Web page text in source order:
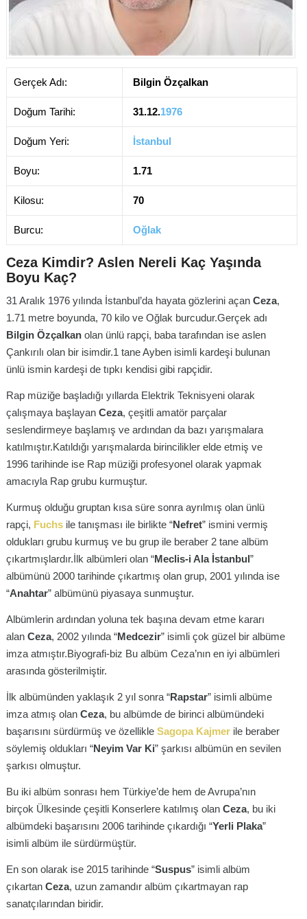
Gerçek Adı: Bilgin Özçalkan
Doğum Tarihi: 31.12.1976
Doğum Yeri: İstanbul
Boyu: 1.71
Kilosu: 70
Burcu: Oğlak
Ceza Kimdir? Aslen Nereli Kaç Yaşında
Boyu Kaç?
31 Aralık 1976 yılında İstanbul’da hayata gözlerini açan Ceza,
1.71 metre boyunda, 70 kilo ve Oğlak burcudur.Gerçek adı
Bilgin Özçalkan olan ünlü rapçi, baba tarafından ise aslen
Çankırılı olan bir isimdir.1 tane Ayben isimli kardeşi bulunan
ünlü ismin kardeşi de tıpkı kendisi gibi rapçidir.
Rap müziğe başladığı yıllarda Elektrik Teknisyeni olarak
çalışmaya başlayan Ceza, çeşitli amatör parçalar
seslendirmeye başlamış ve ardından da bazı yarışmalara
katılmıştır.Katıldığı yarışmalarda birincilikler elde etmiş ve
1996 tarihinde ise Rap müziği profesyonel olarak yapmak
amacıyla Rap grubu kurmuştur.
Kurmuş olduğu gruptan kısa süre sonra ayrılmış olan ünlü
rapçi, Fuchs ile tanışması ile birlikte “Nefret” ismini vermiş
oldukları grubu kurmuş ve bu grup ile beraber 2 tane albüm
çıkartmışlardır.İlk albümleri olan “Meclis-i Ala İstanbul”
albümünü 2000 tarihinde çıkartmış olan grup, 2001 yılında ise
“Anahtar” albümünü piyasaya sunmuştur.
Albümlerin ardından yoluna tek başına devam etme kararı
alan Ceza, 2002 yılında “Medcezir” isimli çok güzel bir albüme
imza atmıştır.Biyografi-biz Bu albüm Ceza’nın en iyi albümleri
arasında gösterilmiştir.
İlk albümünden yaklaşık 2 yıl sonra “Rapstar” isimli albüme
imza atmış olan Ceza, bu albümde de birinci albümündeki
başarısını sürdürmüş ve özellikle Sagopa Kajmer ile beraber
söylemiş oldukları “Neyim Var Ki” şarkısı albümün en sevilen
şarkısı olmuştur.
Bu iki albüm sonrası hem Türkiye’de hem de Avrupa’nın
birçok Ülkesinde çeşitli Konserlere katılmış olan Ceza, bu iki
albümdeki başarısını 2006 tarihinde çıkardığı “Yerli Plaka”
isimli albüm ile sürdürmüştür.
En son olarak ise 2015 tarihinde “Suspus” isimli albüm
çıkartan Ceza, uzun zamandır albüm çıkartmayan rap
sanatçılarından biridir.